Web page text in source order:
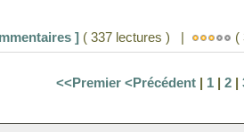
]( 337 lectures ) | (
<<Premier <Précédent | 1 | 2 |